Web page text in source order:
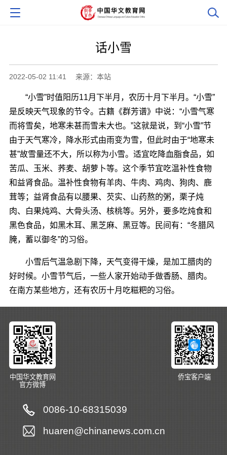
话小雪
2022-05-02 11:41 来源：本站
“小雪”时值阳历11月下半月，农历十月下半月。“小雪”
是反映天气现象的节令。古籍《群芳谱》中说：“小雪气寒
而将雪矣，地寒未甚而雪未大也。”这就是说，到“小雪”节
由于天气寒冷，降水形式由雨变为雪，但此时由于“地寒未
甚”故雪量还不大，所以称为小雪。适宜吃降血脂食品，如
苦瓜、玉米、荞麦、胡萝卜等。这个季节宜吃温补性食物
和益肾食品。温补性食物有羊肉、牛肉、鸡肉、狗肉、鹿
茸等；益肾食品有以腰果、芡实、山药熬的粥，栗子炖
肉、白果炖鸡、大骨头汤、核桃等。另外，要多吃炖食和
黑色食品，如黑木耳、黑芝麻、黑豆等。民间有：“冬腊风
腌，蓄以御冬”的习俗。
小雪后气温急剧下降，天气变得干燥，是加工腊肉的
好时候。小雪节气后，一些人家开始动手做香肠、腊肉。
在南方某些地方，还有农历十月吃糍粑的习俗。
中国华文教育网
官方微博
侨宝客户端
0086-10-68315039
huaren@chinanews.com.cn